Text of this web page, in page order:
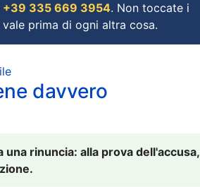
+39 335 669 3954. Non toccate i
prima di ogni altra cosa.
davvero
rinuncia: alla prova dell'accusa,